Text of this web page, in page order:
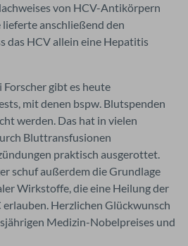
von HCV-Antikörpern
lieferte anschließend den
das HCV allein eine Hepatitis
gibt es heute
mit denen bspw. Blutspenden
werden. Das hat in vielen
Bluttransfusionen
praktisch ausgerottet.
schuf außerdem die Grundlage
Wirkstoffe, die eine Heilung der
Herzlichen Glückwunsch
Medizin-Nobelpreises und